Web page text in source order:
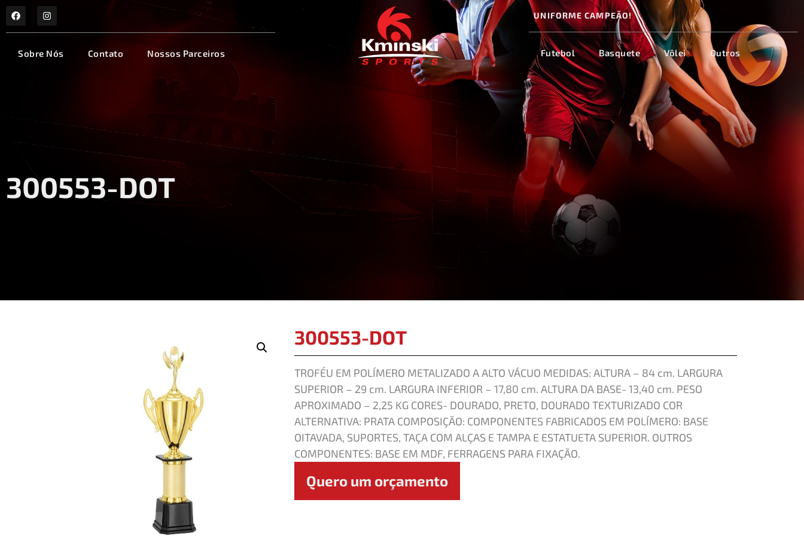
Sobre Nós Contato Nossos Parceiros
UNIFORME CAMPEÃO!
Futebol Basquete Vôlei Outros
300553-DOT
300553-DOT
TROFÉU EM POLÍMERO METALIZADO A ALTO VÁCUO MEDIDAS: ALTURA – 84 cm. LARGURA
SUPERIOR – 29 cm. LARGURA INFERIOR – 17,80 cm. ALTURA DA BASE- 13,40 cm. PESO
APROXIMADO – 2,25 KG CORES- DOURADO, PRETO, DOURADO TEXTURIZADO COR
ALTERNATIVA: PRATA COMPOSIÇÃO: COMPONENTES FABRICADOS EM POLÍMERO: BASE
OITAVADA, SUPORTES, TAÇA COM ALÇAS E TAMPA E ESTATUETA SUPERIOR. OUTROS
COMPONENTES: BASE EM MDF, FERRAGENS PARA FIXAÇÃO.
Quero um orçamento